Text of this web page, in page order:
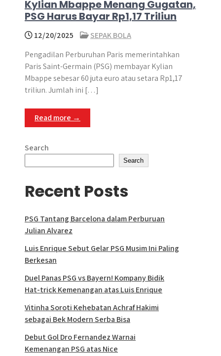
Kylian Mbappe Menang Gugatan,
PSG Harus Bayar Rp1,17 Triliun
12/20/2025
SEPAK BOLA
Pengadilan Perburuhan Paris memerintahkan
Paris Saint-Germain (PSG) membayar Kylian
Mbappe sebesar 60 juta euro atau setara Rp1,17
triliun. Jumlah ini […]
Read more →
Search
Search
Recent Posts
PSG Tantang Barcelona dalam Perburuan
Julian Alvarez
Luis Enrique Sebut Gelar PSG Musim Ini Paling
Berkesan
Duel Panas PSG vs Bayern! Kompany Bidik
Hat-trick Kemenangan atas Luis Enrique
Vitinha Soroti Kehebatan Achraf Hakimi
sebagai Bek Modern Serba Bisa
Debut Gol Dro Fernandez Warnai
Kemenangan PSG atas Nice